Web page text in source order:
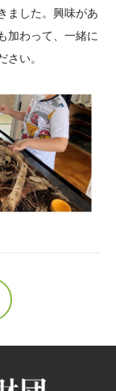
ました。興味があ
加わって、一緒に
い。